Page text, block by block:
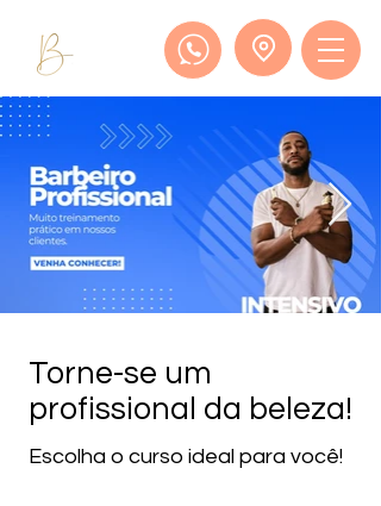
Torne-se um
profissional da beleza!
Escolha o curso ideal para você!